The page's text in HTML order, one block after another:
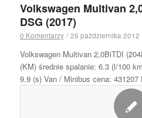
Volkswagen Multivan
DSG (2017)
0 Komentarzy / 25 października 2012
Volkswagen Multivan 2,0BiTDI
(KM) średnie spalanie: 6.3 (l/100
9.9 (s) Van / Minibus cena: 431207